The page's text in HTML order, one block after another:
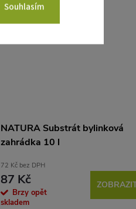
Souhlasím
NATURA Substrát bylinková
zahrádka 10 l
72 Kč bez DPH
87 Kč
Brzy opět
skladem